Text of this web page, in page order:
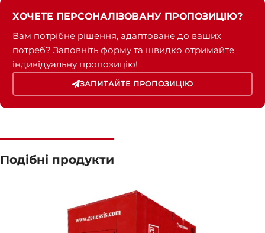
ХОЧЕТЕ ПЕРСОНАЛІЗОВАНУ ПРОПОЗИЦІЮ?
Вам потрібне рішення, адаптоване до ваших
потреб? Заповніть форму та швидко отримайте
індивідуальну пропозицію!
ЗАПИТАЙТЕ ПРОПОЗИЦІЮ
Подібні продукти